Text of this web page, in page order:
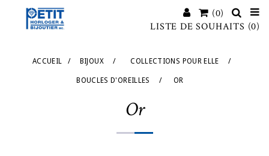
(0)
LISTE DE SOUHAITS (0)
ACCUEIL / BIJOUX / COLLECTIONS POUR ELLE /
BOUCLES D'OREILLES / OR
Or